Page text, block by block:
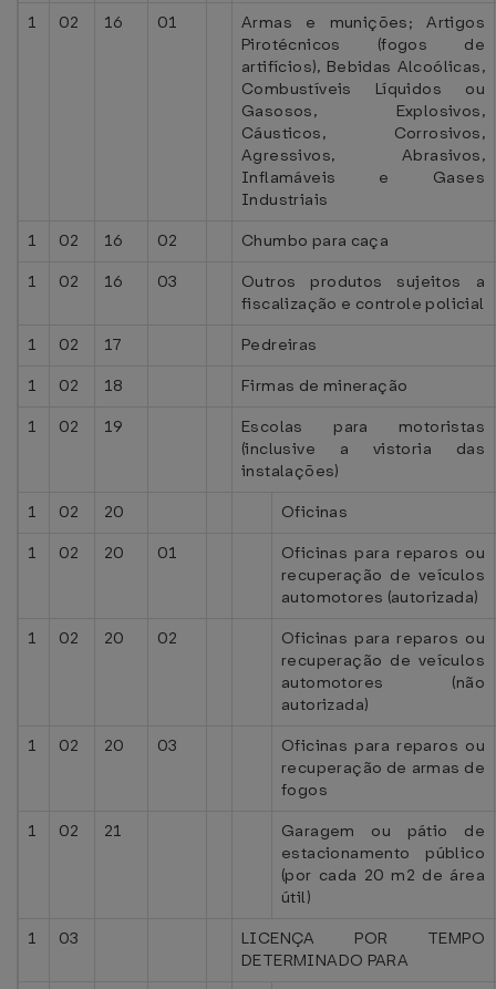
1 02 16 01
Armas e munições; Artigos
Pirotécnicos (fogos de
artifícios), Bebidas Alcoólicas,
Combustíveis Líquidos ou
Gasosos, Explosivos,
Cáusticos, Corrosivos,
Agressivos, Abrasivos,
Inflamáveis e Gases
Industriais
1
02 16 02
Chumbo para caça
1
02 16 03
Outros produtos sujeitos a
fiscalização e controle policial
1
02 17
Pedreiras
1
02 18
Firmas de mineração
1
02 19
Escolas para motoristas
(inclusive a vistoria das
instalações)
1
02 20
Oficinas
1
02 20 01
Oficinas para reparos ou
recuperação de veículos
automotores (autorizada)
1
02 20 02
Oficinas para reparos ou
recuperação de veículos
automotores (não
autorizada)
1
02 20 03
Oficinas para reparos ou
recuperação de armas de
fogos
1
02 21
Garagem ou pátio de
estacionamento público
(por cada 20 m2 de área
útil)
1
03
LICENÇA POR TEMPO
DETERMINADO PARA